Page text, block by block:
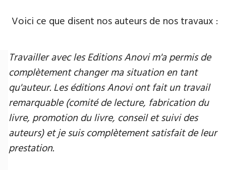
Voici ce que disent nos auteurs de nos travaux :
Travailler avec les Editions Anovi m'a permis de
complètement changer ma situation en tant
qu'auteur. Les éditions Anovi ont fait un travail
remarquable (comité de lecture, fabrication du
livre, promotion du livre, conseil et suivi des
auteurs) et je suis complètement satisfait de leur
prestation.